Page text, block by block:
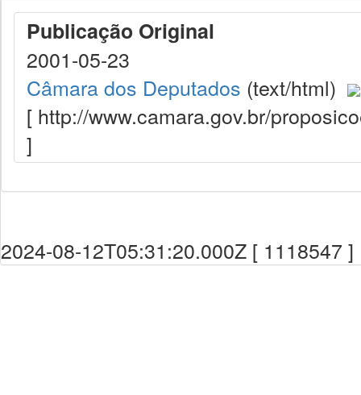
Publicação Original
2001-05-23
Câmara dos Deputados (text/html)
[ http://www.camara.gov.br/
]
2024-08-12T05:31:20.000Z [ 1118547 ]